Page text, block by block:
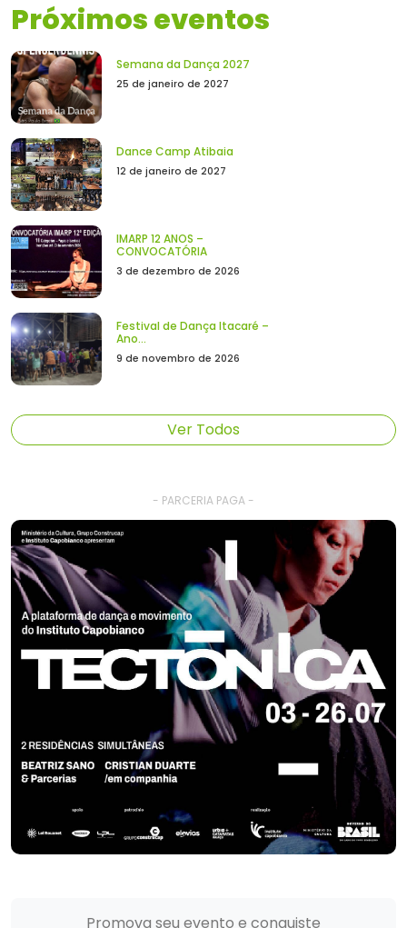
Próximos eventos
Semana da Dança 2027
25 de janeiro de 2027
Dance Camp Atibaia
12 de janeiro de 2027
IMARP 12 ANOS –
CONVOCATÓRIA
3 de dezembro de 2026
Festival de Dança Itacaré –
Ano...
9 de novembro de 2026
Ver Todos
- PARCERIA PAGA -
Promova seu evento e conquiste